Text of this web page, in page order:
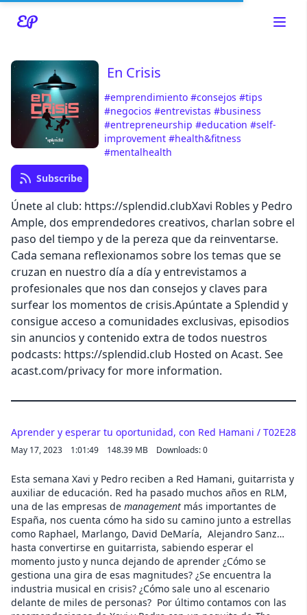
Read about our content policieshere
En Crisis
#emprendimiento #consejos #tips
#negocios #entrevistas #business
#entrepreneurship #education #self-
improvement #health&fitness
#mentalhealth
Subscribe
Únete al club: https://splendid.clubXavi Robles y Pedro
Ample, dos emprendedores creativos, charlan sobre el
paso del tiempo y de la pereza que da reinventarse.
Cada semana reflexionamos sobre los temas que se
cruzan en nuestro día a día y entrevistamos a
profesionales que nos dan consejos y claves para
surfear los momentos de crisis.Apúntate a Splendid y
consigue acceso a comunidades exclusivas, episodios
sin anuncios y contenido extra de todos nuestros
podcasts: https://splendid.club Hosted on Acast. See
acast.com/privacy for more information.
Cancel
Aprender y esperar tu oportunidad, con Red Hamani / T02E28
May 17, 2023 1:01:49 148.39 MB Downloads: 0
Esta semana Xavi y Pedro reciben a Red Hamani, guitarrista y
auxiliar de educación. Red ha pasado muchos años en RLM,
una de las empresas de management más importantes de
España, nos cuenta cómo ha sido su camino junto a estrellas
como Raphael, Marlango, David DeMaría, Alejandro Sanz…
hasta convertirse en guitarrista, sabiendo esperar el
momento justo y nunca dejando de aprender ¿Cómo se
gestiona una gira de esas magnitudes? ¿Se encuentra la
industria musical en crisis? ¿Cómo sale uno al escenario
delante de miles de personas? Por último contamos con las